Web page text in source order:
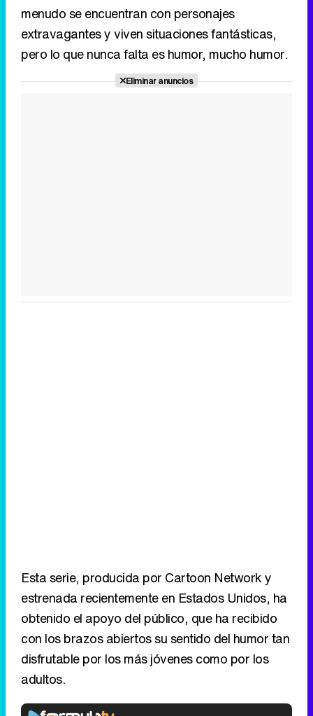
menudo se encuentran con personajes
extravagantes y viven situaciones fantásticas,
pero lo que nunca falta es humor, mucho humor.
Eliminar anuncios
Esta serie, producida por Cartoon Network y
estrenada recientemente en Estados Unidos, ha
obtenido el apoyo del público, que ha recibido
con los brazos abiertos su sentido del humor tan
disfrutable por los más jóvenes como por los
adultos.